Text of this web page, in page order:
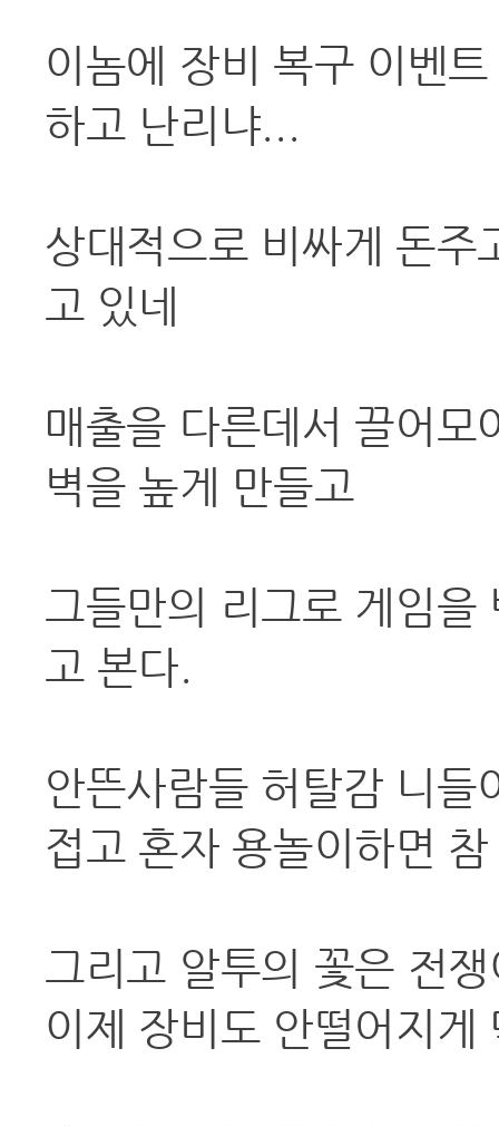
이놈에 장비 복구 이벤
하고 난리냐...
상대적으로 비싸게 돈주
고 있네
매출을 다른데서 끌어
벽을 높게 만들고
그들만의 리그로 게임
고 본다.
안뜬사람들 허탈감 니
접고 혼자 용놀이하면
그리고 알투의 꽃은 전
이제 장비도 안떨어지게